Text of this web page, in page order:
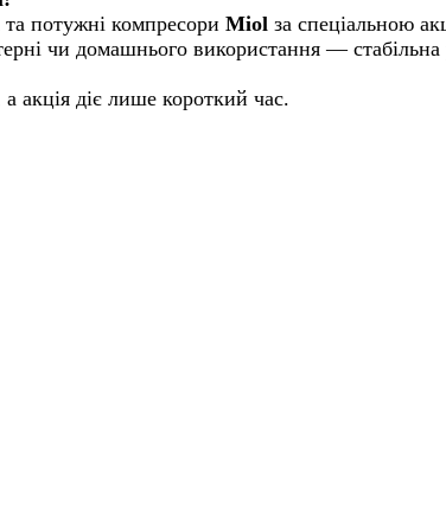
потужні компресори Miol за спеціальною
чи домашнього використання — стабільна
акція діє лише короткий час.